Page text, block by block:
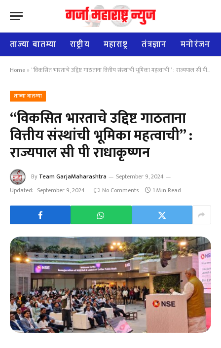
ताज्या बातम्या राष्ट्रीय महाराष्ट्र तंत्रज्ञान मनोरंजन
Home » “विकसित भारताचे उद्दिष्ट गाठताना वित्तीय संस्थांची भूमिका महत्वाची” : राज्यपाल सी पी राधाकृष्णन
ताज्या बातम्या
“विकसित भारताचे उद्दिष्ट गाठताना
वित्तीय संस्थांची भूमिका महत्वाची” :
राज्यपाल सी पी राधाकृष्णन
By Team GarjaMaharashtra
September 9, 2024
Updated: September 9, 2024 No Comments 1 Min Read